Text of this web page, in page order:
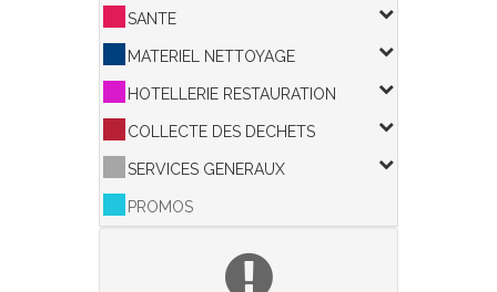
SANTE
MATERIEL NETTOYAGE
HOTELLERIE RESTAURATION
COLLECTE DES DECHETS
SERVICES GENERAUX
PROMOS